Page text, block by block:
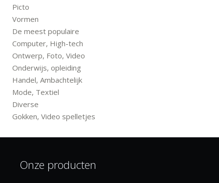
Picto
Vormen
De meest populaire
Computer, High-tech
Ontwerp, Foto, Video
Onderwijs, opleiding
Handel, Ambachtelijk
Mode, Textiel
Diverse
Gokken, Video spelletjes
Onze producten